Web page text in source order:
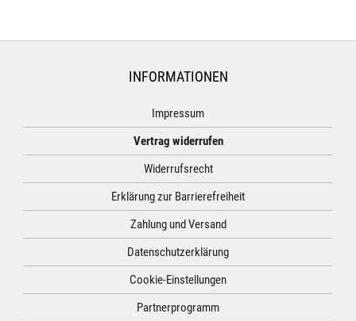
INFORMATIONEN
Impressum
Vertrag widerrufen
Widerrufsrecht
Erklärung zur Barrierefreiheit
Zahlung und Versand
Datenschutzerklärung
Cookie-Einstellungen
Partnerprogramm